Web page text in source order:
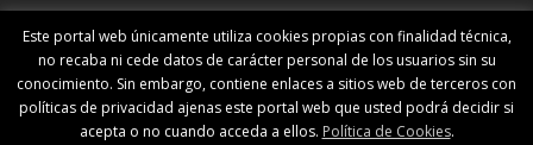
SOCIAL MEDIA
Este portal web únicamente utiliza cookies propias con finalidad técnica,
no recaba ni cede datos de carácter personal de los usuarios sin su
conocimiento. Sin embargo, contiene enlaces a sitios web de terceros con
políticas de privacidad ajenas este portal web que usted podrá decidir si
acepta o no cuando acceda a ellos. Política de Cookies.